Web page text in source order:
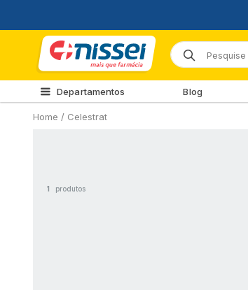
Departamentos Blog
Home / Celestrat
1 produtos